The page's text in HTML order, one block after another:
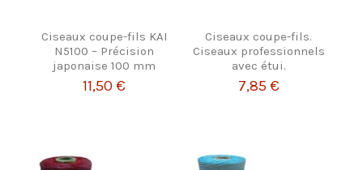
Ciseaux coupe-fils KAI
N5100 – Précision
japonaise 100 mm
11,50 €
Ciseaux coupe-fils.
Ciseaux professionnels
avec étui.
7,85 €